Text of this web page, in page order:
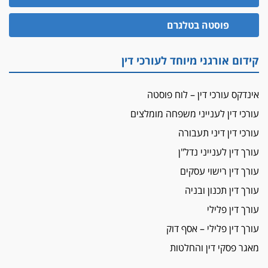
הזכות לטנף
מאסר לעורך הדין
פיקטיביות בשם פלסטינים
על המידתיות
ביה"ד המשמעתי ביטל השעיה לצמיתות של
עורכת-דין שהביעה שמחה ב-7 באוקטובר
אשם
עו"ד הלל בבייב הורשע בהונאת עשרות לקוחות,
ההסדר: 7-9 שנות מאסר
דין ומקרקעין
עורך דין ברמת השרון נחקר בחשד למרמה בעסקת
פוסטה בטלגרם
קידום אורגני מיוחד לעורכי דין
אינדקס עורכי דין – לוח פוסטה
עורכי דין לענייני משפחה מומלצים
עורכי דין דיני תעבורה
עורך דין לענייני נדל"ן
עורך דין רישוי עסקים
עורך דין תכנון ובניה
עורך דין פלילי
עורך דין פלילי – אסף דוק
מאגר פסקי דין והחלטות